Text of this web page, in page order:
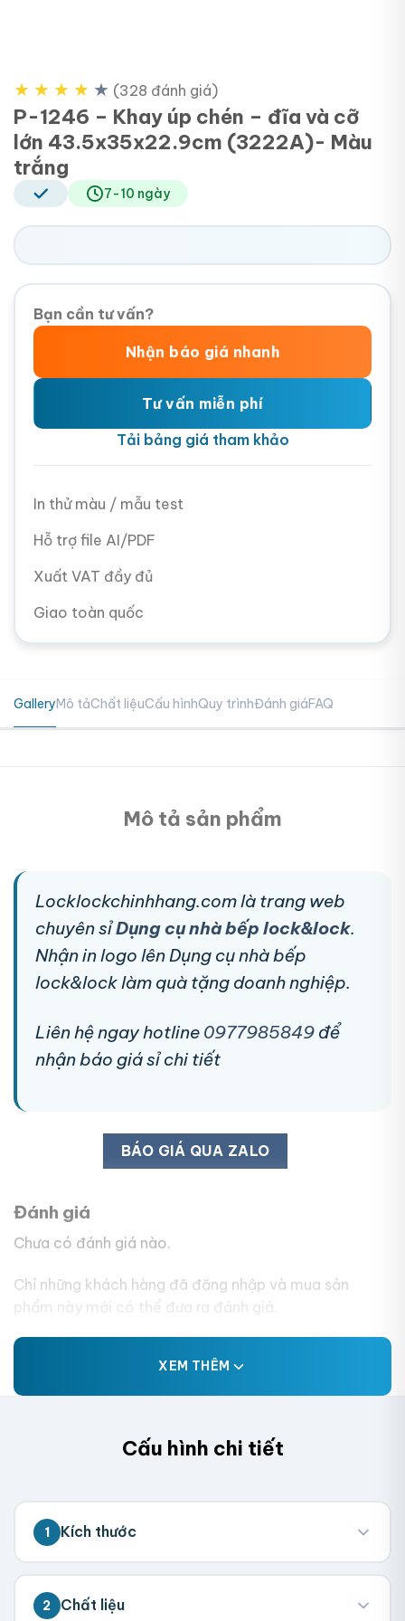
★ ★ ★ ★ ★ (328 đánh giá)
P-1246 – Khay úp chén – đĩa và cỡ
lớn 43.5x35x22.9cm (3222A)- Màu
trắng
7-10 ngày
Bạn cần tư vấn?
Nhận báo giá nhanh
Tư vấn miễn phí
Tải bảng giá tham khảo
In thử màu / mẫu test
Hỗ trợ file AI/PDF
Xuất VAT đầy đủ
Giao toàn quốc
GalleryMô tảChất liệuCấu hìnhQuy trìnhĐánh giáFAQ
Mô tả sản phẩm
Locklockchinhhang.com là trang web
chuyên sỉDụng cụ nhà bếp lock&lock.
Nhận in logo lên Dụng cụ nhà bếp
lock&lock làm quà tặng doanh nghiệp.
Liên hệ ngay hotline 0977985849 để
nhận báo giá sỉ chi tiết
BÁO GIÁ QUA ZALO
Đánh giá
Chưa có đánh giá nào.
Chỉ những khách hàng đã đăng nhập và mua sản
phẩm này mới có thể đưa ra đánh giá.
XEM THÊM
Cấu hình chi tiết
1 Kích thước
💡 Đo kích thước bên trong hộp (nơi chứa
2 Chất liệu